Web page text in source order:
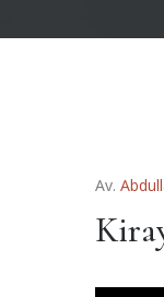
Av.